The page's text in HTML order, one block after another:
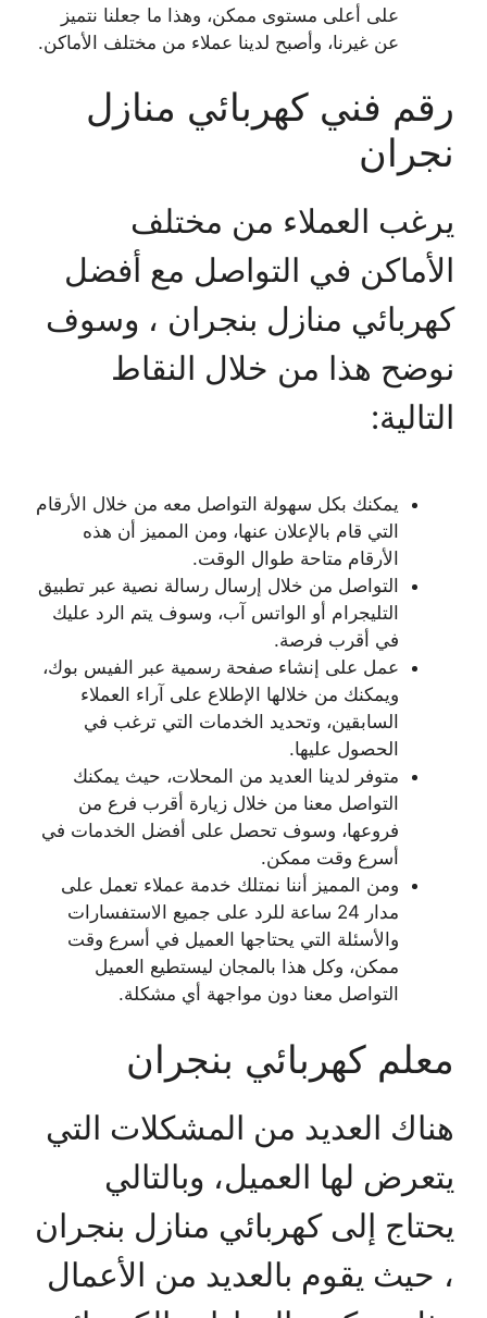
على أعلى مستوى ممكن، وهذا ما جعلنا نتميز
عن غيرنا، وأصبح لدينا عملاء من مختلف الأماكن.
رقم فني كهربائي منازل
نجران
يرغب العملاء من مختلف
الأماكن في التواصل مع أفضل
كهربائي منازل بنجران ، وسوف
نوضح هذا من خلال النقاط
التالية:
يمكنك بكل سهولة التواصل معه من خلال الأرقام
التي قام بالإعلان عنها، ومن المميز أن هذه
الأرقام متاحة طوال الوقت.
التواصل من خلال إرسال رسالة نصية عبر تطبيق
التليجرام أو الواتس آب، وسوف يتم الرد عليك
في أقرب فرصة.
عمل على إنشاء صفحة رسمية عبر الفيس بوك،
ويمكنك من خلالها الإطلاع على آراء العملاء
السابقين، وتحديد الخدمات التي ترغب في
الحصول عليها.
متوفر لدينا العديد من المحلات، حيث يمكنك
التواصل معنا من خلال زيارة أقرب فرع من
فروعها، وسوف تحصل على أفضل الخدمات في
أسرع وقت ممكن.
ومن المميز أننا نمتلك خدمة عملاء تعمل على
مدار 24 ساعة للرد على جميع الاستفسارات
والأسئلة التي يحتاجها العميل في أسرع وقت
ممكن، وكل هذا بالمجان ليستطيع العميل
التواصل معنا دون مواجهة أي مشكلة.
معلم كهربائي بنجران
هناك العديد من المشكلات التي
يتعرض لها العميل، وبالتالي
يحتاج إلى كهربائي منازل بنجران
، حيث يقوم بالعديد من الأعمال